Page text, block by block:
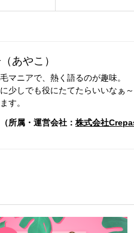
あやこ）
マニアで、熱く語るのが趣味。
少しでも役にたてたらいいなぁ～
す。
所属・運営会社： 株式会社